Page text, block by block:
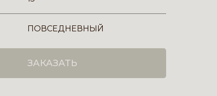
ПОВСЕДНЕВНЫЙ
ЗАКАЗАТЬ